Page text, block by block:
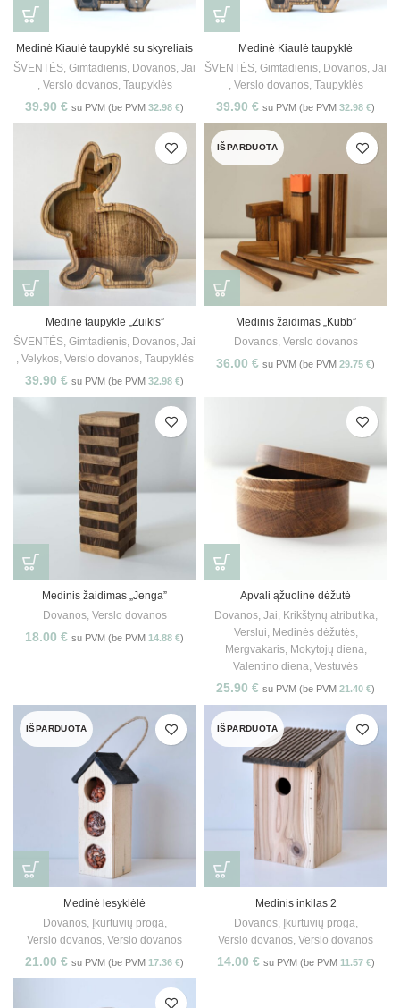
Medinė Kiaulė taupyklė su skyreliais
ŠVENTĖS, Gimtadienis, Dovanos, Jai
, Verslo dovanos, Taupyklės
39.90 € su PVM (be PVM 32.98 €)
Medinė Kiaulė taupyklė
ŠVENTĖS, Gimtadienis, Dovanos, Jai
, Verslo dovanos, Taupyklės
39.90 € su PVM (be PVM 32.98 €)
Medinė taupyklė „Zuikis”
ŠVENTĖS, Gimtadienis, Dovanos, Jai
, Velykos, Verslo dovanos, Taupyklės
39.90 € su PVM (be PVM 32.98 €)
IŠPARDUOTA
Medinis žaidimas „Kubb”
Dovanos, Verslo dovanos
36.00 € su PVM (be PVM 29.75 €)
Medinis žaidimas „Jenga”
Dovanos, Verslo dovanos
18.00 € su PVM (be PVM 14.88 €)
Apvali ąžuolinė dėžutė
Dovanos, Jai, Krikštynų atributika,
Verslui, Medinės dėžutės,
Mergvakaris, Mokytojų diena,
Valentino diena, Vestuvės
25.90 € su PVM (be PVM 21.40 €)
IŠPARDUOTA
Medinė lesyklėlė
Dovanos, Įkurtuvių proga,
Verslo dovanos, Verslo dovanos
21.00 € su PVM (be PVM 17.36 €)
IŠPARDUOTA
Medinis inkilas 2
Dovanos, Įkurtuvių proga,
Verslo dovanos, Verslo dovanos
14.00 € su PVM (be PVM 11.57 €)